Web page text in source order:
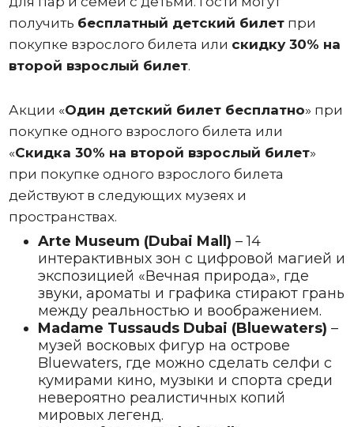
получить бесплатный детский билетпри
покупке взрослого билета или скидку 30% на
второй взрослый билет.
Акции «Один детский билет бесплатно» при
покупке одного взрослого билета или
«Скидка 30% на второй взрослый билет»
при покупке одного взрослого билета
действуют в следующих музеях и
пространствах.
Arte Museum (Dubai Mall) – 14
интерактивных зон с цифровой магией и
экспозицией «Вечная природа», где
звуки, ароматы и графика стирают грань
между реальностью и воображением.
Madame Tussauds Dubai (Bluewaters) –
музей восковых фигур на острове
Bluewaters, где можно сделать селфи с
кумирами кино, музыки и спорта среди
невероятно реалистичных копий
мировых легенд.